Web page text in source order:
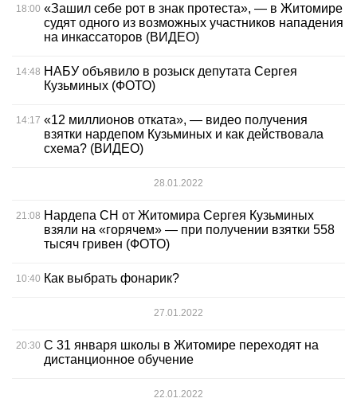
18:00 «Зашил себе рот в знак протеста», — в Житомире
судят одного из возможных участников нападения
на инкассаторов (ВИДЕО)
14:48 НАБУ объявило в розыск депутата Сергея
Кузьминых (ФОТО)
14:17 «12 миллионов отката», — видео получения
взятки нардепом Кузьминых и как действовала
схема? (ВИДЕО)
28.01.2022
21:08 Нардепа СН от Житомира Сергея Кузьминых
взяли на «горячем» — при получении взятки 558
тысяч гривен (ФОТО)
10:40 Как выбрать фонарик?
27.01.2022
20:30 С 31 января школы в Житомире переходят на
дистанционное обучение
22.01.2022